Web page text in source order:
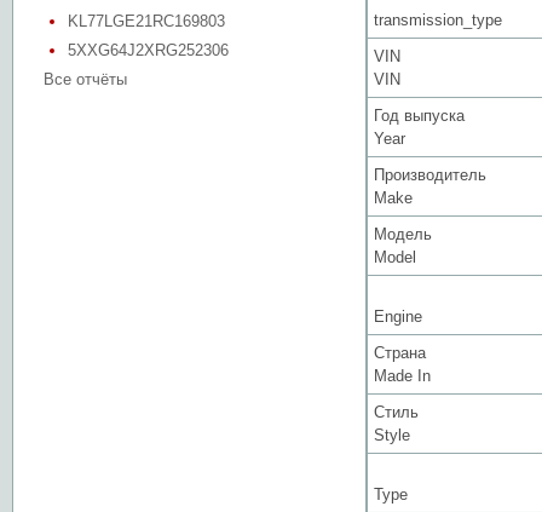
KL77LGE21RC169803
5XXG64J2XRG252306
Все отчёты
transmission_type
VIN
VIN
Год выпуска
Year
Производитель
Make
Модель
Model
Engine
Страна
Made In
Стиль
Style
Type